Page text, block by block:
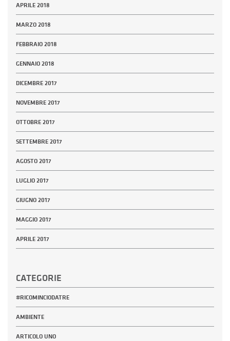
APRILE 2018
MARZO 2018
FEBBRAIO 2018
GENNAIO 2018
DICEMBRE 2017
NOVEMBRE 2017
OTTOBRE 2017
SETTEMBRE 2017
AGOSTO 2017
LUGLIO 2017
GIUGNO 2017
MAGGIO 2017
APRILE 2017
CATEGORIE
#RICOMINCIODATRE
AMBIENTE
ARTICOLO UNO